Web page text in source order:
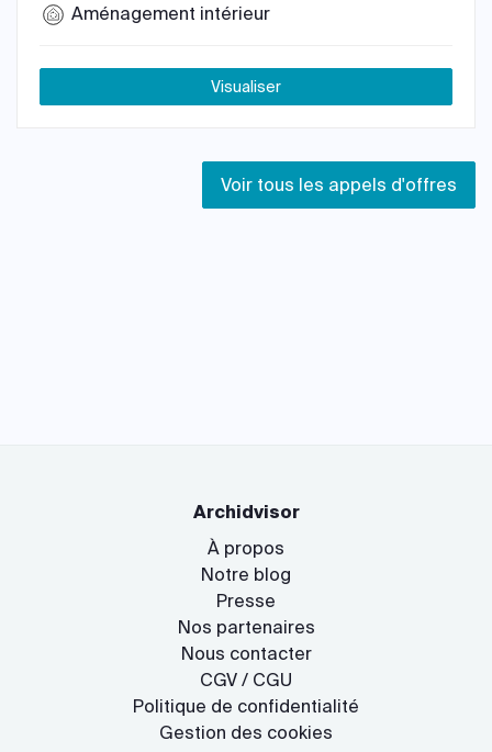
Aménagement intérieur
Visualiser
Voir tous les appels d'offres
Archidvisor
À propos
Notre blog
Presse
Nos partenaires
Nous contacter
CGV / CGU
Politique de confidentialité
Gestion des cookies